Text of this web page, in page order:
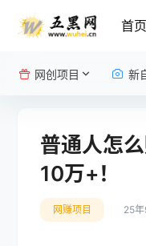
首页
网创项目 新
普通人怎
10万+！
网赚项目 25